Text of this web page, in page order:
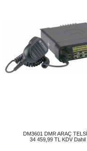
DM3601 DMR ARAÇ
34 459,99 TL KDV Dahil